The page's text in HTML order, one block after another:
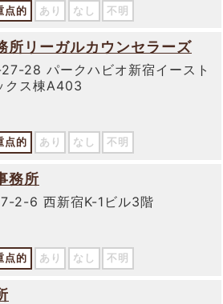
点的 あり なし 不明
所リーガルカウンセラーズ
28 パークハビオ新宿イースト
クス棟A403
点的 あり なし 不明
務所
2-6 西新宿K-1ビル3階
点的 あり なし 不明